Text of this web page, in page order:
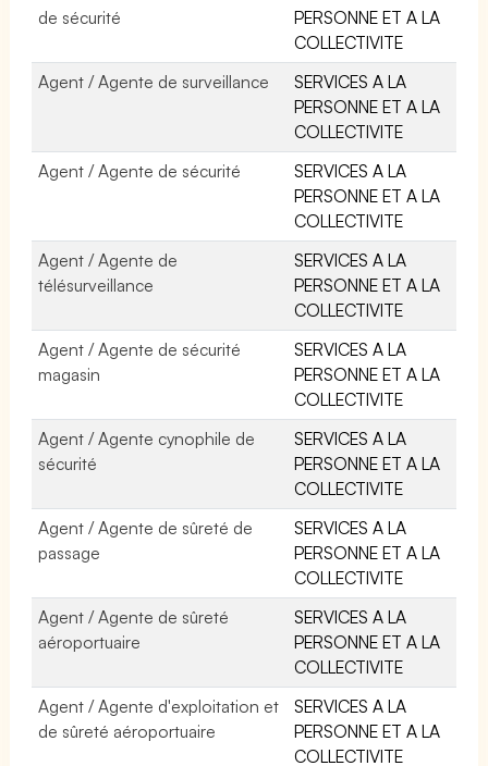
de sécurité
PERSONNE ET A LA
COLLECTIVITE
Agent / Agente de surveillance
SERVICES A LA
PERSONNE ET A LA
COLLECTIVITE
Agent / Agente de sécurité
SERVICES A LA
PERSONNE ET A LA
COLLECTIVITE
Agent / Agente de
télésurveillance
SERVICES A LA
PERSONNE ET A LA
COLLECTIVITE
Agent / Agente de sécurité
magasin
SERVICES A LA
PERSONNE ET A LA
COLLECTIVITE
Agent / Agente cynophile de
sécurité
SERVICES A LA
PERSONNE ET A LA
COLLECTIVITE
Agent / Agente de sûreté de
passage
SERVICES A LA
PERSONNE ET A LA
COLLECTIVITE
Agent / Agente de sûreté
aéroportuaire
SERVICES A LA
PERSONNE ET A LA
COLLECTIVITE
Agent / Agente d'exploitation et
de sûreté aéroportuaire
SERVICES A LA
PERSONNE ET A LA
COLLECTIVITE